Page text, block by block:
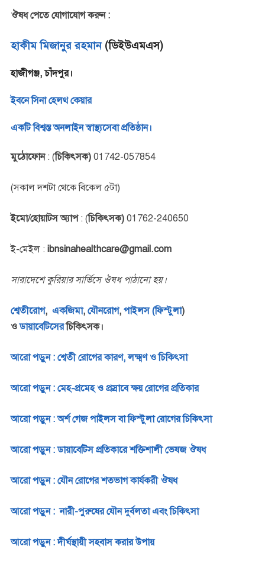
ঔষধ পেতে যোগাযোগ করুন :
হাকীম মিজানুর রহমান(ডিইউএমএস)
হাজীগঞ্জ, চাঁদপুর।
ইবনে সিনা হেলথ কেয়ার
একটি বিশ্বস্ত অনলাইন স্বাস্থ্যসেবা প্রতিষ্ঠান।
মুঠোফোন: (চিকিৎসক)01742-057854
(সকাল দশটা থেকে বিকেল ৫টা)
ইমো/হোয়াটস অ্যাপ: (চিকিৎসক) 01762-240650
ই-মেইল : ibnsinahealthcare@gmail.com
সারাদেশে কুরিয়ার সার্ভিসে ঔষধ পাঠানো হয়।
শ্বেতীরোগ, একজিমা, যৌনরোগ,পাইলস (ফিস্টুলা)
ওডায়াবেটিসেরচিকিৎসক।
আরো পড়ুন : শ্বেতী রোগের কারণ, লক্ষ্মণ ও চিকিৎসা
আরো পড়ুন : মেহ-প্রমেহ ও প্রস্রাবে ক্ষয় রোগের প্রতিকার
আরো পড়ুন : অর্শ গেজ পাইলস বা ফিস্টুলা রোগের চিকিৎসা
আরো পড়ুন : ডায়াবেটিস প্রতিকারে শক্তিশালী ভেষজ ঔষধ
আরো পড়ুন : যৌন রোগের শতভাগ কার্যকরী ঔষধ
আরো পড়ুন : নারী-পুরুষের যৌন দুর্বলতা এবং চিকিৎসা
আরো পড়ুন : দীর্ঘস্থায়ী সহবাস করার উপায়